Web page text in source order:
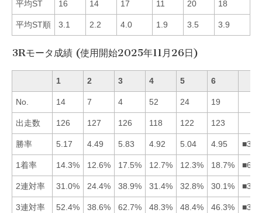
平均ST 16 14 17 11 20 18
平均ST順 3.1 2.2 4.0 1.9 3.5 3.9
3Rモータ成績 (使用開始2025年11月26日)
1 2 3 4 5 6
No. 14 7 4 52 24 19
出走数 126 127 126 118 122 123
勝率 5.17 4.49 5.83 4.92 5.04 4.95
1着率 14.3% 12.6% 17.5% 12.7% 12.3% 18.7%
2連対率 31.0% 24.4% 38.9% 31.4% 32.8% 30.1%
3連対率 52.4% 38.6% 62.7% 48.3% 48.4% 46.3%